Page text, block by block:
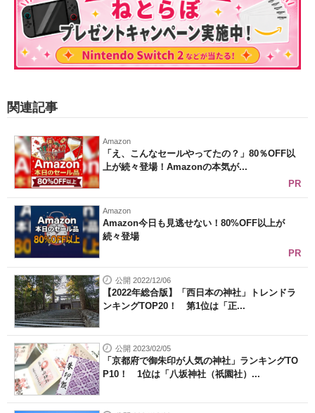
関連記事
Amazon
「え、こんなセールやってたの？」80％OFF以
上が続々登場！Amazonの本気が...
PR
Amazon
Amazon今日も見逃せない！80%OFF以上が
続々登場
PR
公開 2022/12/06
【2022年総合版】「西日本の神社」トレンドラ
ンキングTOP20！ 第1位は「正...
公開 2023/02/05
「京都府で御朱印が人気の神社」ランキングTO
P10！ 1位は「八坂神社（祇園社）...